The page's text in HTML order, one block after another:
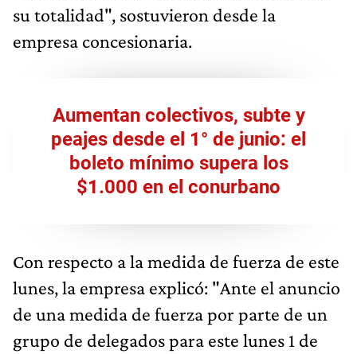
su totalidad", sostuvieron desde la
empresa concesionaria.
Aumentan colectivos, subte y
peajes desde el 1° de junio: el
boleto mínimo supera los
$1.000 en el conurbano
Con respecto a la medida de fuerza de este
lunes, la empresa explicó: "Ante el anuncio
de una medida de fuerza por parte de un
grupo de delegados para este lunes 1 de